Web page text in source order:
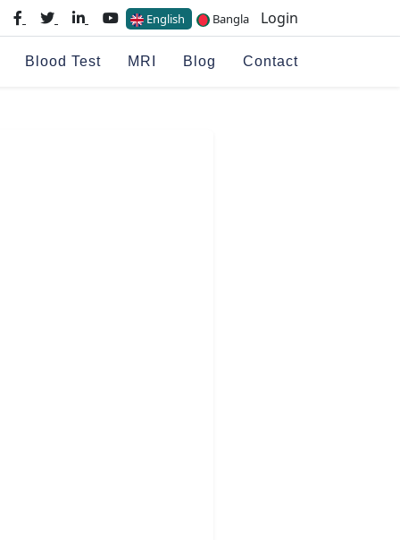
English Bangla Login
Blood Test MRI Blog Contact